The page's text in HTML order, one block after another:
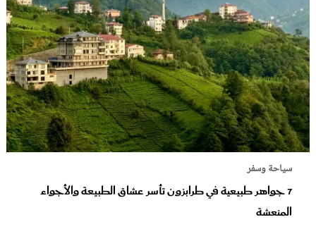
سياحة وسفر
7 جواهر طبيعية في طرابزون تأسر عشاق الطبيعة والأجواء
المنعشة